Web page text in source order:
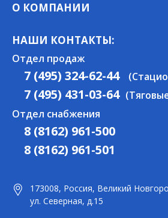
О КОМПАНИИ
НАШИ КОНТАКТЫ:
Отдел продаж
7 (495) 324-62-44
7 (495) 431-03-64
Отдел снабжения
8 (8162) 961-500
8 (8162) 961-501
173008, Россия, Великий
ул. Северная, д.15